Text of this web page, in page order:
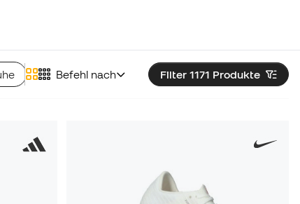
Filter 1171 Produkte
Befehl nach
Munich Fußballschuhe Skechers